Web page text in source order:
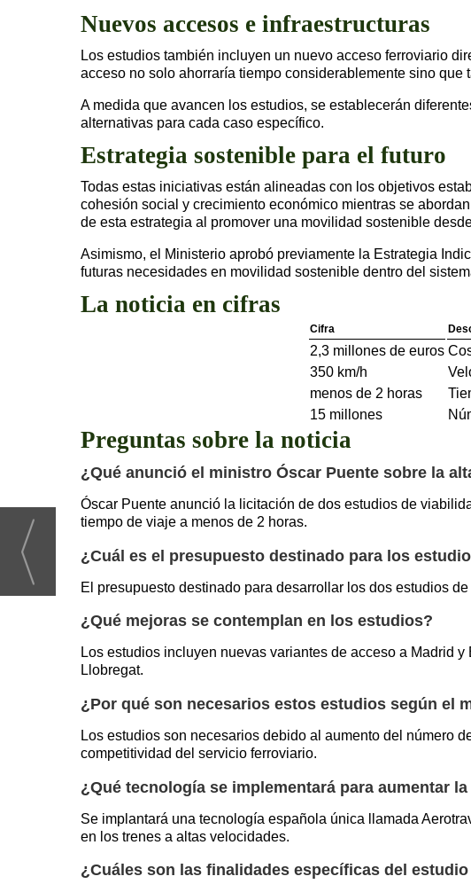
Nuevos accesos e infraestructuras
Los estudios también incluyen un nuevo acceso ferroviario
acceso no solo ahorraría tiempo considerablemente sino
A medida que avancen los estudios, se establecerán
alternativas para cada caso específico.
Estrategia sostenible para el futuro
Todas estas iniciativas están alineadas con los objetivos
cohesión social y crecimiento económico mientras se
de esta estrategia al promover una movilidad sostenible
Asimismo, el Ministerio aprobó previamente la Estrategia
futuras necesidades en movilidad sostenible dentro del
La noticia en cifras
Cifra
2,3 millones de euros
350 km/h
menos de 2 horas
15 millones
Preguntas sobre la noticia
¿Qué anunció el ministro Óscar Puente sobre la
Óscar Puente anunció la licitación de dos estudios de
tiempo de viaje a menos de 2 horas.
¿Cuál es el presupuesto destinado para los
El presupuesto destinado para desarrollar los dos estudios
¿Qué mejoras se contemplan en los estudios?
Los estudios incluyen nuevas variantes de acceso a Madrid
Llobregat.
¿Por qué son necesarios estos estudios según el
Los estudios son necesarios debido al aumento del número
competitividad del servicio ferroviario.
¿Qué tecnología se implementará para aumentar
Se implantará una tecnología española única llamada
en los trenes a altas velocidades.
¿Cuáles son las finalidades específicas del